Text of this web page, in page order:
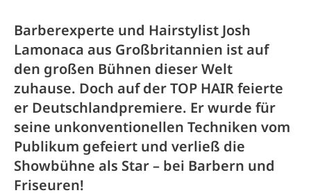
Barberexperte und Hairstylist Josh
Lamonaca aus Großbritannien ist auf
den großen Bühnen dieser Welt
zuhause. Doch auf der TOP HAIR feierte
er Deutschlandpremiere. Er wurde für
seine unkonventionellen Techniken vom
Publikum gefeiert und verließ die
Showbühne als Star – bei Barbern und
Friseuren!